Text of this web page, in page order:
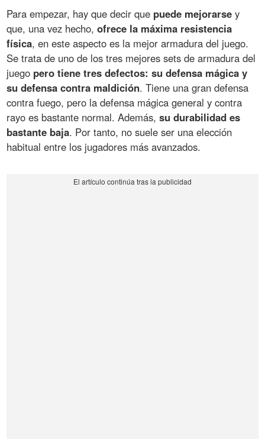
Para empezar, hay que decir que puede mejorarse y
que, una vez hecho,ofrece la máxima resistencia
física, en este aspecto es la mejor armadura del juego.
Se trata de uno de los tres mejores sets de armadura del
juego pero tiene tres defectos: su defensa mágica y
su defensa contra maldición. Tiene una gran defensa
contra fuego, pero la defensa mágica general y contra
rayo es bastante normal. Además,su durabilidad es
bastante baja. Por tanto, no suele ser una elección
habitual entre los jugadores más avanzados.